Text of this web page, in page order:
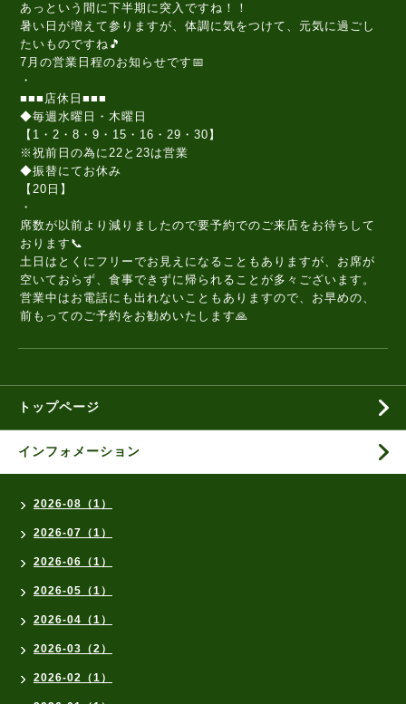
あっという間に下半期に突入ですね！！
暑い日が増えて参りますが、体調に気をつけて、元気に過ごし
たいものですね🎵
7月の営業日程のお知らせです📅
・
■■■店休日■■■
◆毎週水曜日・木曜日
【1・2・8・9・15・16・29・30】
※祝前日の為に22と23は営業
◆振替にてお休み
【20日】
・
席数が以前より減りましたので要予約でのご来店をお待ちして
おります📞
土日はとくにフリーでお見えになることもありますが、お席が
空いておらず、食事できずに帰られることが多々ございます。
営業中はお電話にも出れないこともありますので、お早めの、
前もってのご予約をお勧めいたします🙏
トップページ
インフォメーション
2026-08（1）
2026-07（1）
2026-06（1）
2026-05（1）
2026-04（1）
2026-03（2）
2026-02（1）